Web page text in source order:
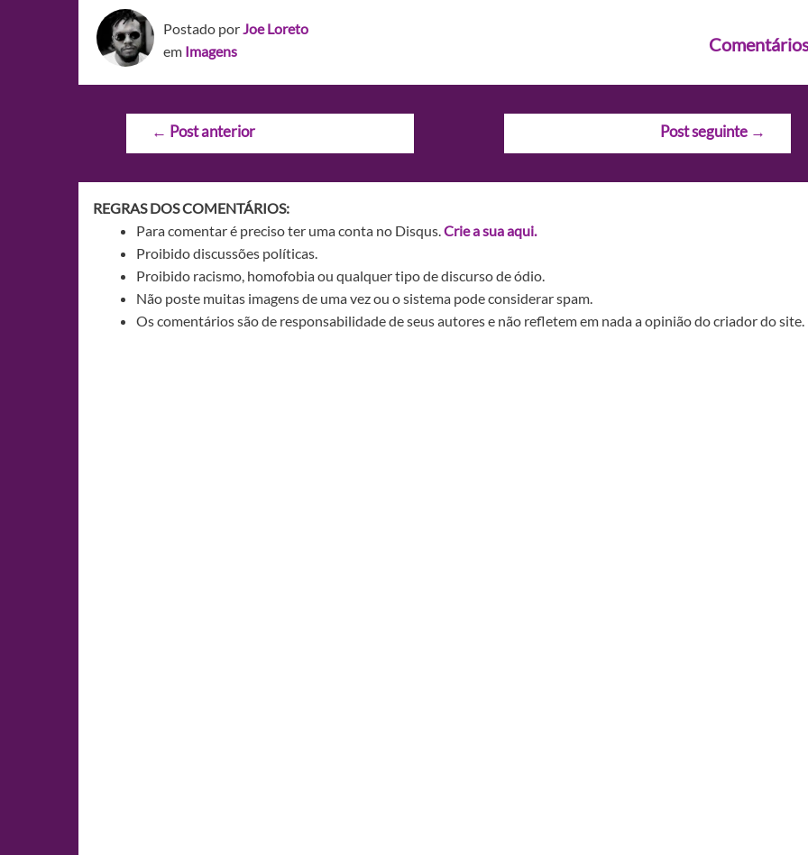
Postado porJoe Loreto
em Imagens
Navegação
← Post anterior Post seguinte →
REGRAS DOS COMENTÁRIOS:
Para comentar é preciso ter uma conta no Disqus.Crie a sua aqui.
Proibido discussões políticas.
Proibido racismo, homofobia ou qualquer tipo de discurso de ódio.
Não poste muitas imagens de uma vez ou o sistema pode considerar spam.
Os comentários são de responsabilidade de seus autores e não refletem em nada a opinião do criador do site.